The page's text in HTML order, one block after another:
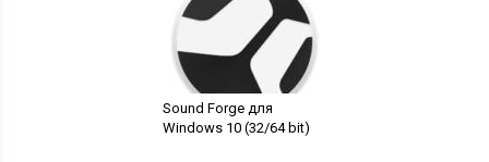
Sound Forge для
Windows 10 (32/64 bit)